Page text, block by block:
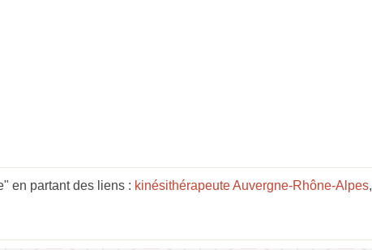
en partant des liens : kinésithérapeute Auvergne-Rhône-Alpes,